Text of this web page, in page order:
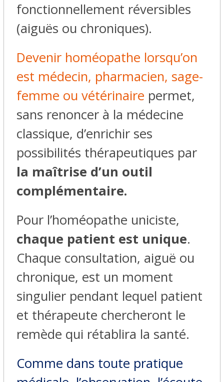
fonctionnellement réversibles
(aiguës ou chroniques).
Devenir homéopathe lorsqu’on
est médecin, pharmacien, sage-
femme ou vétérinaire permet,
sans renoncer à la médecine
classique, d’enrichir ses
possibilités thérapeutiques par
la maîtrise d’un outil
complémentaire.
Pour l’homéopathe uniciste,
chaque patient est unique.
Chaque consultation, aiguë ou
chronique, est un moment
singulier pendant lequel patient
et thérapeute chercheront le
remède qui rétablira la santé.
Comme dans toute pratique